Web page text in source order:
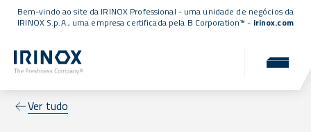
Bem-vindo ao site da IRINOX Professional - uma unidade de negócios da
IRINOX S.p.A., uma empresa certificada pela B Corporation™ - irinox.com
Ver tudo